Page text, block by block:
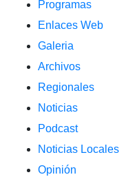
Programas
Enlaces Web
Galeria
Archivos
Regionales
Noticias
Podcast
Noticias Locales
Opinión